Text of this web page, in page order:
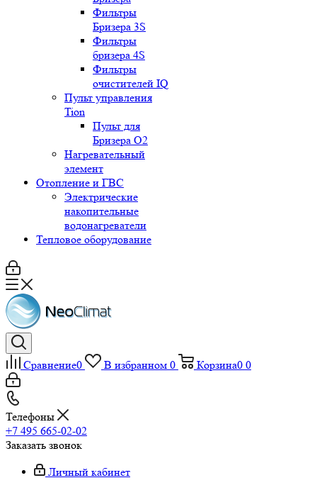
Фильтры
Бризера 3S
Фильтры
бризера 4S
Фильтры
очистителей IQ
Пульт управления
Tion
Пульт для
Бризера O2
Нагревательный
элемент
Отопление и ГВС
Электрические
накопительные
водонагреватели
Тепловое оборудование
Сравнение0 В избранном 0 Корзина0 0
Телефоны
+7 495 665-02-02
Заказать звонок
Личный кабинет